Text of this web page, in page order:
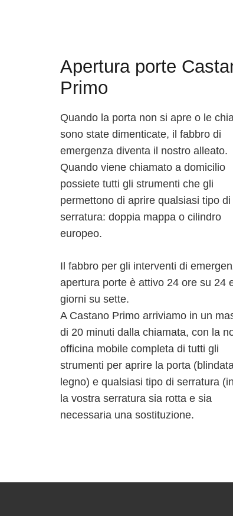
Apertura porte
Primo
Quando la porta non si apre o le
sono state dimenticate, il fabbro di
emergenza diventa il nostro alleato.
Quando viene chiamato a domicilio
possiete tutti gli strumenti che gli
permettono di aprire qualsiasi tipo di
serratura: doppia mappa o cilindro
europeo.
Il fabbro per gli interventi di
apertura porte è attivo 24 ore su 24
giorni su sette.
A Castano Primo arriviamo in un
di 20 minuti dalla chiamata, con la
officina mobile completa di tutti gli
strumenti per aprire la porta
legno) e qualsiasi tipo di serratura
la vostra serratura sia rotta e sia
necessaria una sostituzione.